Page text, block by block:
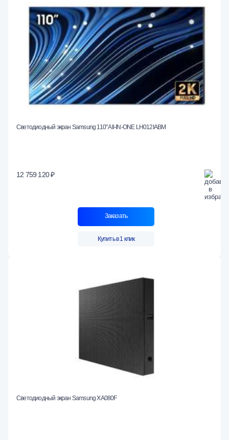
Светодиодный экран Samsung 110" All-IN-ONE LH012IABM
12 759 120 ₽
Заказать
Купить в 1 клик
Светодиодный экран Samsung XA080F